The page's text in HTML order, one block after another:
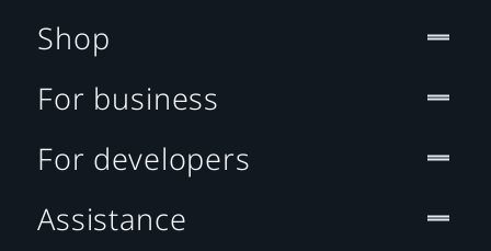
Shop
For business
For developers
Assistance